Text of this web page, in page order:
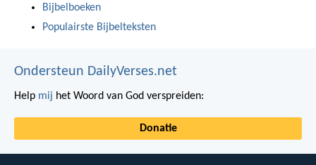
Bijbelboeken
Populairste Bijbelteksten
Ondersteun DailyVerses.net
Help mij het Woord van God verspreiden:
Donatie